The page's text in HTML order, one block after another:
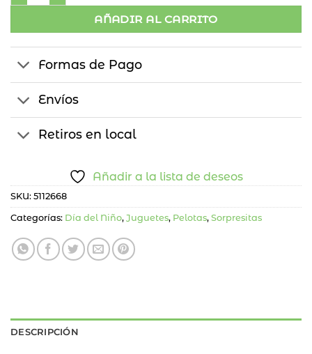
AÑADIR AL CARRITO
Formas de Pago
Envíos
Retiros en local
Añadir a la lista de deseos
SKU: 5112668
Categorías: Día del Niño, Juguetes, Pelotas, Sorpresitas
DESCRIPCIÓN